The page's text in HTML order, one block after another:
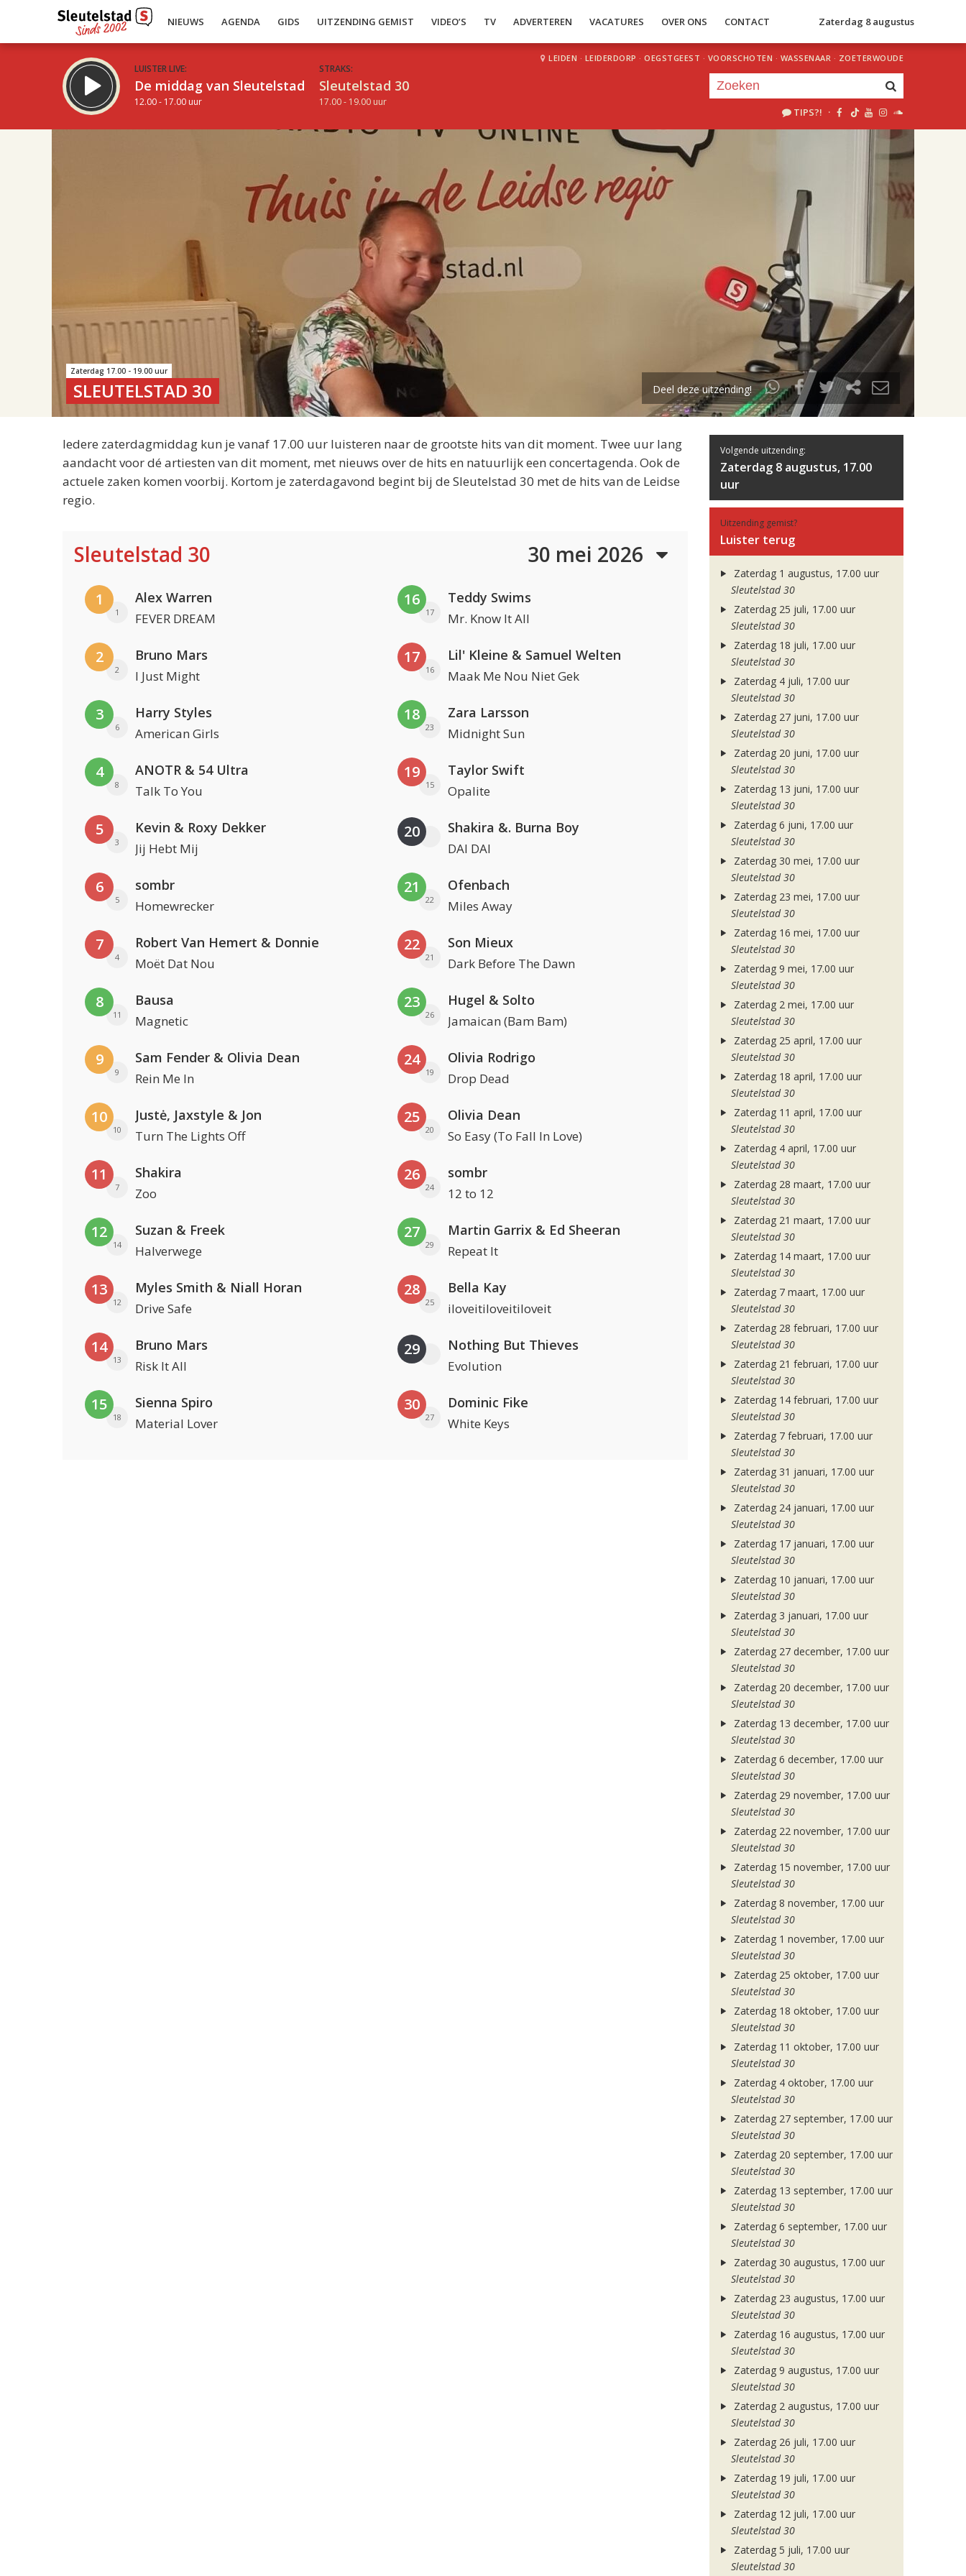
NIEUWS AGENDA GIDS UITZENDING GEMIST VIDEO’S TV ADVERTEREN VACATURES OVER ONS CONTACT Zaterdag 8 augustus
LUISTER LIVE:
De middag van Sleutelstad
12.00 - 17.00 uur
STRAKS:
Sleutelstad 30
17.00 - 19.00 uur
LEIDEN · LEIDERDORP · OEGSTGEEST · VOORSCHOTEN · WASSENAAR · ZOETERWOUDE
TIPS?! ·
uur 1 van 2
Volgend uur
Zaterdag 17.00 - 19.00 uur
SLEUTELSTAD 30 Deel deze uitzending!
Iedere zaterdagmiddag kun je vanaf 17.00 uur luisteren naar de grootste hits van dit moment. Twee uur lang
aandacht voor dé artiesten van dit moment, met nieuws over de hits en natuurlijk een concertagenda. Ook de
actuele zaken komen voorbij. Kortom je zaterdagavond begint bij de Sleutelstad 30 met de hits van de Leidse
regio.
Sleutelstad 30 30 mei 2026
1
1
Alex Warren
FEVER DREAM
2
2
Bruno Mars
I Just Might
3
6
Harry Styles
American Girls
4
8
ANOTR & 54 Ultra
Talk To You
5
3
Kevin & Roxy Dekker
Jij Hebt Mij
6
5
sombr
Homewrecker
7
4
Robert Van Hemert & Donnie
Moët Dat Nou
8
11
Bausa
Magnetic
9
9
Sam Fender & Olivia Dean
Rein Me In
10
10
Justė, Jaxstyle & Jon
Turn The Lights Off
11
7
Shakira
Zoo
12
14
Suzan & Freek
Halverwege
13
12
Myles Smith & Niall Horan
Drive Safe
14
13
Bruno Mars
Risk It All
15
18
Sienna Spiro
Material Lover
16
17
Teddy Swims
Mr. Know It All
17
16
Lil' Kleine & Samuel Welten
Maak Me Nou Niet Gek
18
23
Zara Larsson
Midnight Sun
19
15
Taylor Swift
Opalite
20 Shakira &. Burna Boy
DAI DAI
21
22
Ofenbach
Miles Away
22
21
Son Mieux
Dark Before The Dawn
23
26
Hugel & Solto
Jamaican (Bam Bam)
24
19
Olivia Rodrigo
Drop Dead
25
20
Olivia Dean
So Easy (To Fall In Love)
26
24
sombr
12 to 12
27
29
Martin Garrix & Ed Sheeran
Repeat It
28
25
Bella Kay
iloveitiloveitiloveit
29 Nothing But Thieves
Evolution
30
27
Dominic Fike
White Keys
Volgende uitzending:
Zaterdag 8 augustus, 17.00
uur
Uitzending gemist?
Luister terug
Zaterdag 1 augustus, 17.00 uur
Sleutelstad 30
Zaterdag 25 juli, 17.00 uur
Sleutelstad 30
Zaterdag 18 juli, 17.00 uur
Sleutelstad 30
Zaterdag 4 juli, 17.00 uur
Sleutelstad 30
Zaterdag 27 juni, 17.00 uur
Sleutelstad 30
Zaterdag 20 juni, 17.00 uur
Sleutelstad 30
Zaterdag 13 juni, 17.00 uur
Sleutelstad 30
Zaterdag 6 juni, 17.00 uur
Sleutelstad 30
Zaterdag 30 mei, 17.00 uur
Sleutelstad 30
Zaterdag 23 mei, 17.00 uur
Sleutelstad 30
Zaterdag 16 mei, 17.00 uur
Sleutelstad 30
Zaterdag 9 mei, 17.00 uur
Sleutelstad 30
Zaterdag 2 mei, 17.00 uur
Sleutelstad 30
Zaterdag 25 april, 17.00 uur
Sleutelstad 30
Zaterdag 18 april, 17.00 uur
Sleutelstad 30
Zaterdag 11 april, 17.00 uur
Sleutelstad 30
Zaterdag 4 april, 17.00 uur
Sleutelstad 30
Zaterdag 28 maart, 17.00 uur
Sleutelstad 30
Zaterdag 21 maart, 17.00 uur
Sleutelstad 30
Zaterdag 14 maart, 17.00 uur
Sleutelstad 30
Zaterdag 7 maart, 17.00 uur
Sleutelstad 30
Zaterdag 28 februari, 17.00 uur
Sleutelstad 30
Zaterdag 21 februari, 17.00 uur
Sleutelstad 30
Zaterdag 14 februari, 17.00 uur
Sleutelstad 30
Zaterdag 7 februari, 17.00 uur
Sleutelstad 30
Zaterdag 31 januari, 17.00 uur
Sleutelstad 30
Zaterdag 24 januari, 17.00 uur
Sleutelstad 30
Zaterdag 17 januari, 17.00 uur
Sleutelstad 30
Zaterdag 10 januari, 17.00 uur
Sleutelstad 30
Zaterdag 3 januari, 17.00 uur
Sleutelstad 30
Zaterdag 27 december, 17.00 uur
Sleutelstad 30
Zaterdag 20 december, 17.00 uur
Sleutelstad 30
Zaterdag 13 december, 17.00 uur
Sleutelstad 30
Zaterdag 6 december, 17.00 uur
Sleutelstad 30
Zaterdag 29 november, 17.00 uur
Sleutelstad 30
Zaterdag 22 november, 17.00 uur
Sleutelstad 30
Zaterdag 15 november, 17.00 uur
Sleutelstad 30
Zaterdag 8 november, 17.00 uur
Sleutelstad 30
Zaterdag 1 november, 17.00 uur
Sleutelstad 30
Zaterdag 25 oktober, 17.00 uur
Sleutelstad 30
Zaterdag 18 oktober, 17.00 uur
Sleutelstad 30
Zaterdag 11 oktober, 17.00 uur
Sleutelstad 30
Zaterdag 4 oktober, 17.00 uur
Sleutelstad 30
Zaterdag 27 september, 17.00 uur
Sleutelstad 30
Zaterdag 20 september, 17.00 uur
Sleutelstad 30
Zaterdag 13 september, 17.00 uur
Sleutelstad 30
Zaterdag 6 september, 17.00 uur
Sleutelstad 30
Zaterdag 30 augustus, 17.00 uur
Sleutelstad 30
Zaterdag 23 augustus, 17.00 uur
Sleutelstad 30
Zaterdag 16 augustus, 17.00 uur
Sleutelstad 30
Zaterdag 9 augustus, 17.00 uur
Sleutelstad 30
Zaterdag 2 augustus, 17.00 uur
Sleutelstad 30
Zaterdag 26 juli, 17.00 uur
Sleutelstad 30
Zaterdag 19 juli, 17.00 uur
Sleutelstad 30
Zaterdag 12 juli, 17.00 uur
Sleutelstad 30
Zaterdag 5 juli, 17.00 uur
Sleutelstad 30